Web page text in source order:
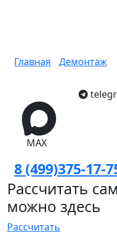
Главная Демонтаж
MAX
8 (499)375-17-
Рассчитать
можно здесь
Рассчитать